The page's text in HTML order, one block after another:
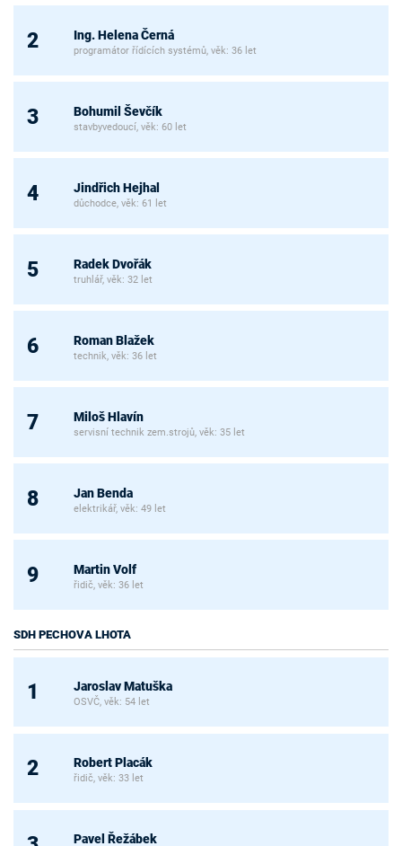
2 Ing. Helena Černá
programátor řídících systémů, věk: 36 let
3 Bohumil Ševčík
stavbyvedoucí, věk: 60 let
4 Jindřich Hejhal
důchodce, věk: 61 let
5 Radek Dvořák
truhlář, věk: 32 let
6 Roman Blažek
technik, věk: 36 let
7 Miloš Hlavín
servisní technik zem.strojů, věk: 35 let
8 Jan Benda
elektrikář, věk: 49 let
9 Martin Volf
řidič, věk: 36 let
SDH PECHOVA LHOTA
1 Jaroslav Matuška
OSVČ, věk: 54 let
2 Robert Placák
řidič, věk: 33 let
Pavel Řežábek